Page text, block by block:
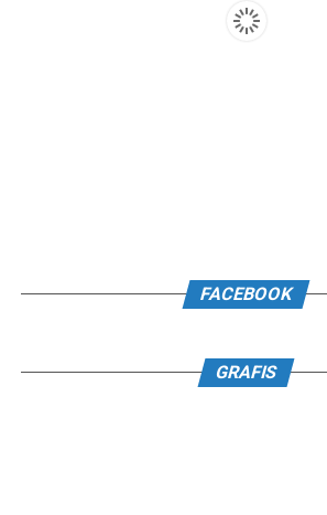
FACEBOOK
GRAFIS